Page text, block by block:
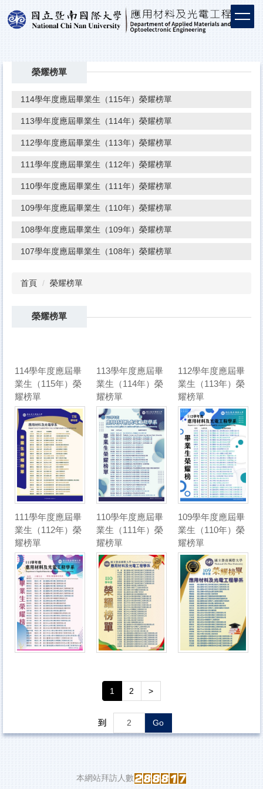
榮耀榜單
114學年度應屆畢業生（115年）榮耀榜單
113學年度應屆畢業生（114年）榮耀榜單
112學年度應屆畢業生（113年）榮耀榜單
111學年度應屆畢業生（112年）榮耀榜單
110學年度應屆畢業生（111年）榮耀榜單
109學年度應屆畢業生（110年）榮耀榜單
108學年度應屆畢業生（109年）榮耀榜單
107學年度應屆畢業生（108年）榮耀榜單
首頁 榮耀榜單
榮耀榜單
114學年度應屆畢
業生（115年）榮
耀榜單
113學年度應屆畢
業生（114年）榮
耀榜單
112學年度應屆畢
業生（113年）榮
耀榜單
111學年度應屆畢
業生（112年）榮
耀榜單
110學年度應屆畢
業生（111年）榮
耀榜單
109學年度應屆畢
業生（110年）榮
耀榜單
1 2 >
到 Go
本網站拜訪人數